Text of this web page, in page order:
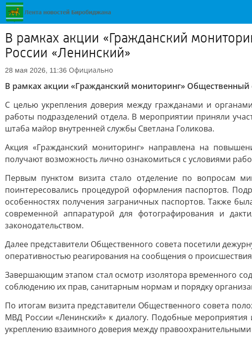
В рамках акции «Гражданский
России «Ленинский»
28 мая 2026, 11:36 Официально
В рамках акции «Гражданский мониторинг»
С целью укрепления доверия между гражданами и
работы подразделений отдела. В мероприятии приняли
штаба майор внутренней службы Светлана Голикова.
Акция «Гражданский мониторинг» направлена на
получают возможность лично ознакомиться с условиями
Первым пунктом визита стало отделение по вопросам
поинтересовались процедурой оформления паспортов.
особенностях получения заграничных паспортов. Также
современной аппаратурой для фотографирования и
законодательством.
Далее представители Общественного совета посетили
оперативностью реагирования на сообщения о
Завершающим этапом стал осмотр изолятора временного
соблюдению их прав, санитарным нормам и порядку
По итогам визита представители Общественного совета
МВД России «Ленинский» к диалогу. Подобные
укреплению взаимного доверия между